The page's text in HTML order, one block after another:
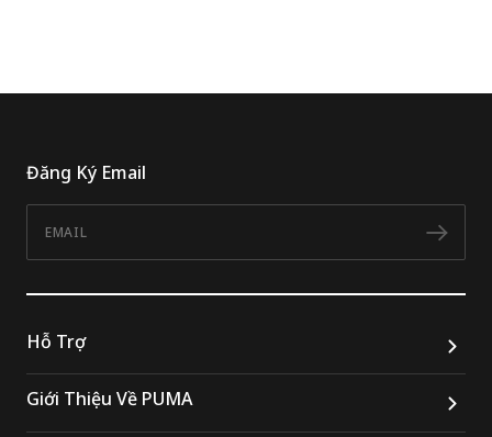
Đăng Ký Email
Hỗ Trợ
Giới Thiệu Về PUMA